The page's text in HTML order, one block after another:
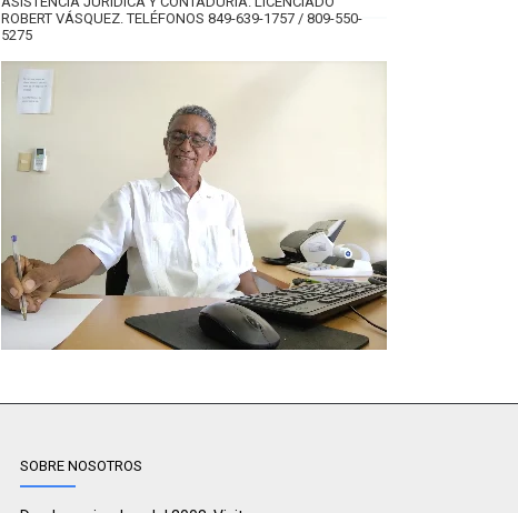
ROBERT VÁSQUEZ. TELÉFONOS 849-639-1757 / 809-550-
5275
SOBRE NOSOTROS